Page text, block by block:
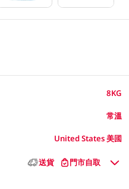
8KG
常溫
United States 美國
送貨 門市自取